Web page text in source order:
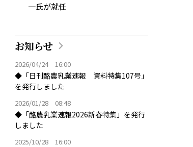
一氏が就任
お知らせ
2026/04/24 16:00
◆「日刊酪農乳業速報 資料特集107号」
を発行しました
2026/01/28 08:48
◆「酪農乳業速報2026新春特集」を発行
しました
2025/10/28 16:00